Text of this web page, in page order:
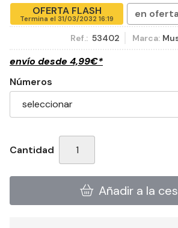
OFERTA FLASH
Termina el 31/03/2032 16:19 en oferta
Ref.: 53402 Marca:
envío desde 4,99€*
Números
Cantidad
Añadir a la